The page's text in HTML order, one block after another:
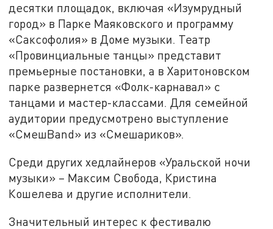
десятки площадок, включая «Изумрудный
город» в Парке Маяковского и программу
«Саксофолия» в Доме музыки. Театр
«Провинциальные танцы» представит
премьерные постановки, а в Харитоновском
парке развернется «Фолк-карнавал» с
танцами и мастер-классами. Для семейной
аудитории предусмотрено выступление
«СмешBand» из «Смешариков».
Среди других хедлайнеров «Уральской ночи
музыки» – Максим Свобода, Кристина
Кошелева и другие исполнители.
Значительный интерес к фестивалю